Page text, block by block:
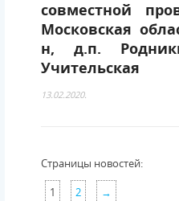
совместной
Московская
н, д.п.
Учительская
13.02.2020.
Страницы новостей:
1
2 →